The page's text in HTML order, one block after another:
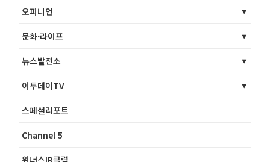
오피니언
문화·라이프
뉴스발전소
이투데이TV
스페셜리포트
Channel 5